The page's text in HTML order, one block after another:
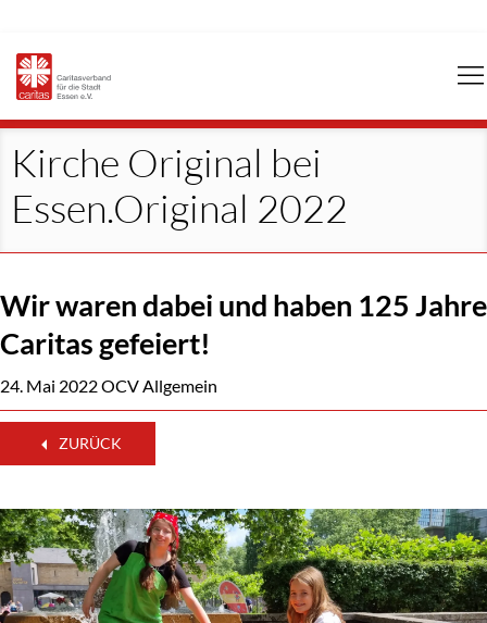
Kirche Original bei
Essen.Original 2022
Wir waren dabei und haben 125 Jahre
Caritas gefeiert!
24. Mai 2022OCV Allgemein
ZURÜCK